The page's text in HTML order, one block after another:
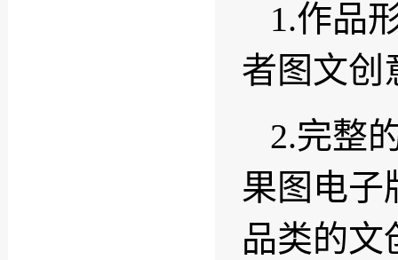
1.作品
者图文创
2.完整
果图电子
品类的文